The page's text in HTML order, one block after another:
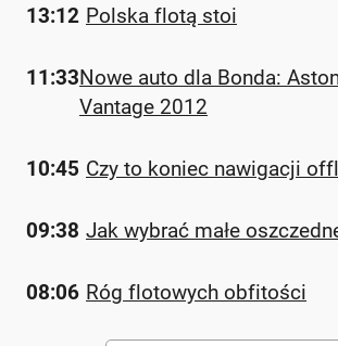
13:12 Polska flotą stoi
11:33Nowe auto dla Bonda:
Vantage 2012
10:45 Czy to koniec nawigacji
09:38 Jak wybrać małe
08:06 Róg flotowych obfitości